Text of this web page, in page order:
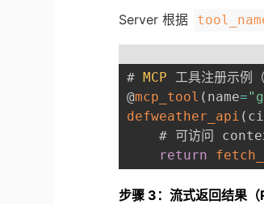
Server 根据
# MCP 工具注册示例
@mcp_tool ( name=
defweather_api (
# 可访问
return
步骤 3：流式返回结果（